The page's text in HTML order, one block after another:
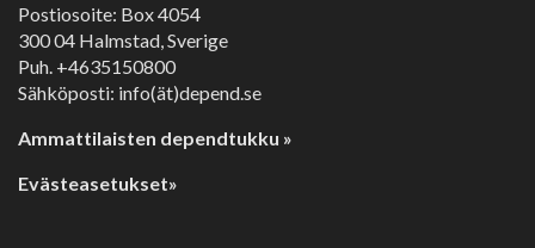
Postiosoite: Box 4054
300 04 Halmstad, Sverige
Puh. +4635150800
Sähköposti: info(ät)depend.se
Ammattilaisten dependtukku »
Evästeasetukset»